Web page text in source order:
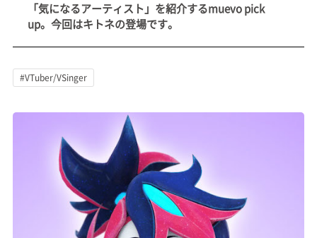
#獣系 #動物系 #企業公式 #個人勢
プレスリリース一覧
会社概要
お問い合わせ
muevoクラウドファンディング
「気になるアーティスト」を紹介するmuevo pick
up。今回はキトネの登場です。
#VTuber/VSinger